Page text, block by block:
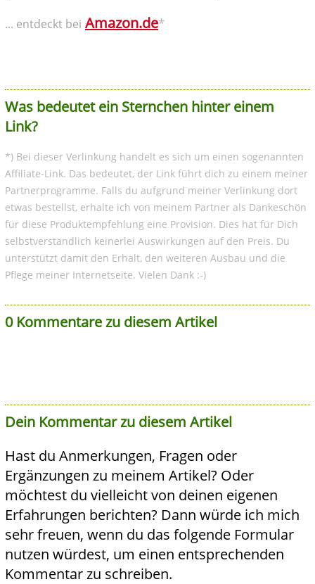
... entdeckt bei Amazon.de*
Was bedeutet ein Sternchen hinter einem
Link?
*) Bei dieser Verlinkung handelt es sich um einen sogenannten
Affiliate-Link. Das bedeutet, der Link führt dich zu einem meiner
Partnerprogramme. Falls du aufgrund meiner Verlinkung dort
etwas bestellst, erhalte ich von meinem Partner als Dankeschön
für diese Produktempfehlung eine Provision. Dies hat für Dich
selbstverständlich keinerlei Auswirkungen auf den Preis. Du
unterstützt damit den Erhalt, den weiteren Ausbau und die
Pflege meiner Internetseite. Vielen Dank :-)
0 Kommentare zu diesem Artikel
Dein Kommentar zu diesem Artikel
Hast du Anmerkungen, Fragen oder
Ergänzungen zu meinem Artikel? Oder
möchtest du vielleicht von deinen eigenen
Erfahrungen berichten? Dann würde ich mich
sehr freuen, wenn du das folgende Formular
nutzen würdest, um einen entsprechenden
Kommentar zu schreiben.